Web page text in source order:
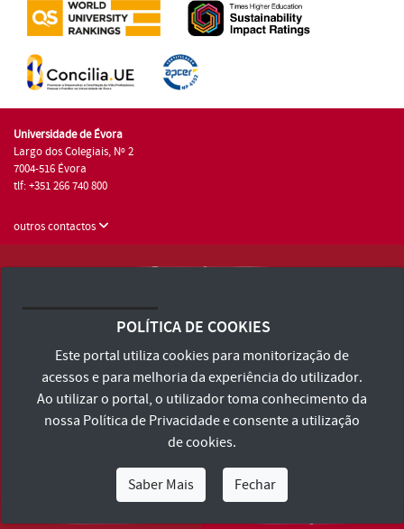
Universidade de Évora
Largo dos Colegiais, Nº 2
7004-516 Évora
tlf: +351 266 740 800
outros contactos
Consulte os Termos e Condições e Política de Privacidade
Declaração de Acessibilidade
POLÍTICA DE COOKIES
Este portal utiliza cookies para monitorização de
acessos e para melhoria da experiência do utilizador.
Ao utilizar o portal, o utilizador toma conhecimento da
nossa Política de Privacidadee consente a utilização
de cookies.
Saber Mais Fechar